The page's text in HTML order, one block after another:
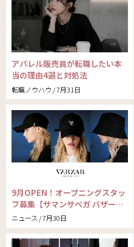
転職ノウハウ / 7月31日
アパレル販売員が転職したい本
当の理由4選と対処法
ニュース / 7月30日
9月OPEN！オープニングスタッ
フ募集【サマンサベガ バザー…